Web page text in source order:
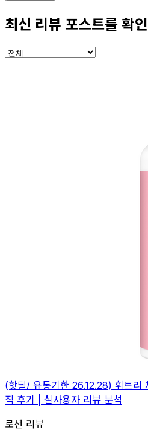
최신 리뷰 포스트를 확
카테고리 선택
(핫딜/ 유통기한 26.12.28) 휘트리
직 후기 | 실사용자 리뷰 분석
로션 리뷰